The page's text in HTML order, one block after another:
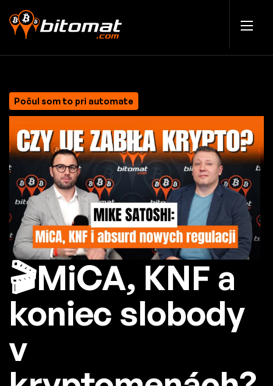
Počul som to pri automate
🎬MiCA, KNF a
koniec slobody
v